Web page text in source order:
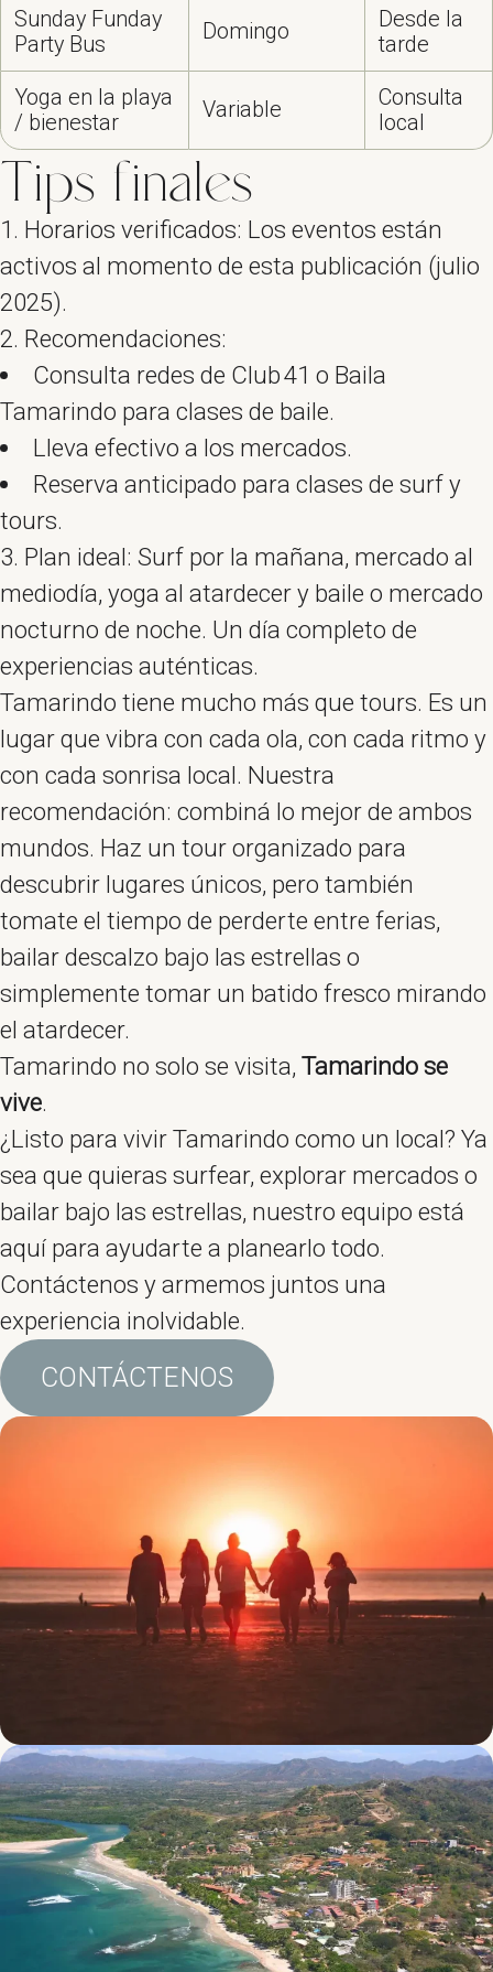
Sunday Funday
Party Bus
Domingo
Desde la
tarde
Yoga en la playa
/ bienestar
Variable
Consulta
local
Tips finales
Horarios verificados: Los eventos están
activos al momento de esta publicación (julio
2025).
Recomendaciones:
Consulta redes de Club 41 o Baila
Tamarindo para clases de baile.
Lleva efectivo a los mercados.
Reserva anticipado para clases de surf y
tours.
Plan ideal: Surf por la mañana, mercado al
mediodía, yoga al atardecer y baile o mercado
nocturno de noche. Un día completo de
experiencias auténticas.
Tamarindo tiene mucho más que tours. Es un
lugar que vibra con cada ola, con cada ritmo y
con cada sonrisa local. Nuestra
recomendación: combiná lo mejor de ambos
mundos. Haz un tour organizado para
descubrir lugares únicos, pero también
tomate el tiempo de perderte entre ferias,
bailar descalzo bajo las estrellas o
simplemente tomar un batido fresco mirando
el atardecer.
Tamarindo no solo se visita, Tamarindose
vive.
¿Listo para vivir Tamarindo como un local? Ya
sea que quieras surfear, explorar mercados o
bailar bajo las estrellas, nuestro equipo está
aquí para ayudarte a planearlo todo.
Contáctenos y armemos juntos una
experiencia inolvidable.
CONTÁCTENOS